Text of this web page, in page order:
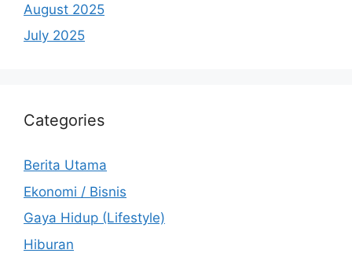
August 2025
July 2025
Categories
Berita Utama
Ekonomi / Bisnis
Gaya Hidup (Lifestyle)
Hiburan